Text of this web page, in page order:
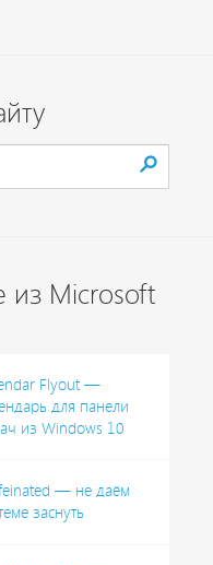
из Microsoft
Flyout —
для панели
из Windows 10
— не даём
заснуть